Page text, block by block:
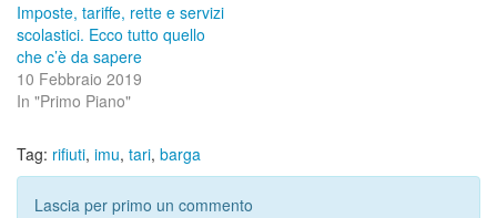
Imposte, tariffe, rette e servizi
scolastici. Ecco tutto quello
che c’è da sapere
10 Febbraio 2019
In "Primo Piano"
Tag: rifiuti, imu, tari, barga
Lascia per primo un commento